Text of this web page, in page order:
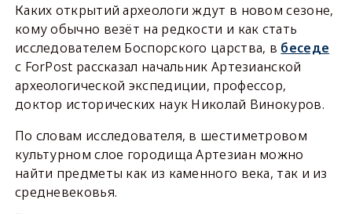
Каких открытий археологи ждут в новом сезоне,
кому обычно везёт на редкости и как стать
исследователем Боспорского царства, в беседе
с ForPost рассказал начальник Артезианской
археологической экспедиции, профессор,
доктор исторических наук Николай Винокуров.
По словам исследователя, в шестиметровом
культурном слое городища Артезиан можно
найти предметы как из каменного века, так и из
средневековья.